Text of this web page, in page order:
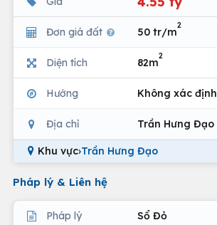
Đơn giá đất 50 tr/m
2
Diện tích 82m
2
Hướng Không xác định
Địa chỉ Trần Hưng Đạo
Khu vực›Trần Hưng Đạo
Pháp lý & Liên hệ
Pháp lý Sổ Đỏ